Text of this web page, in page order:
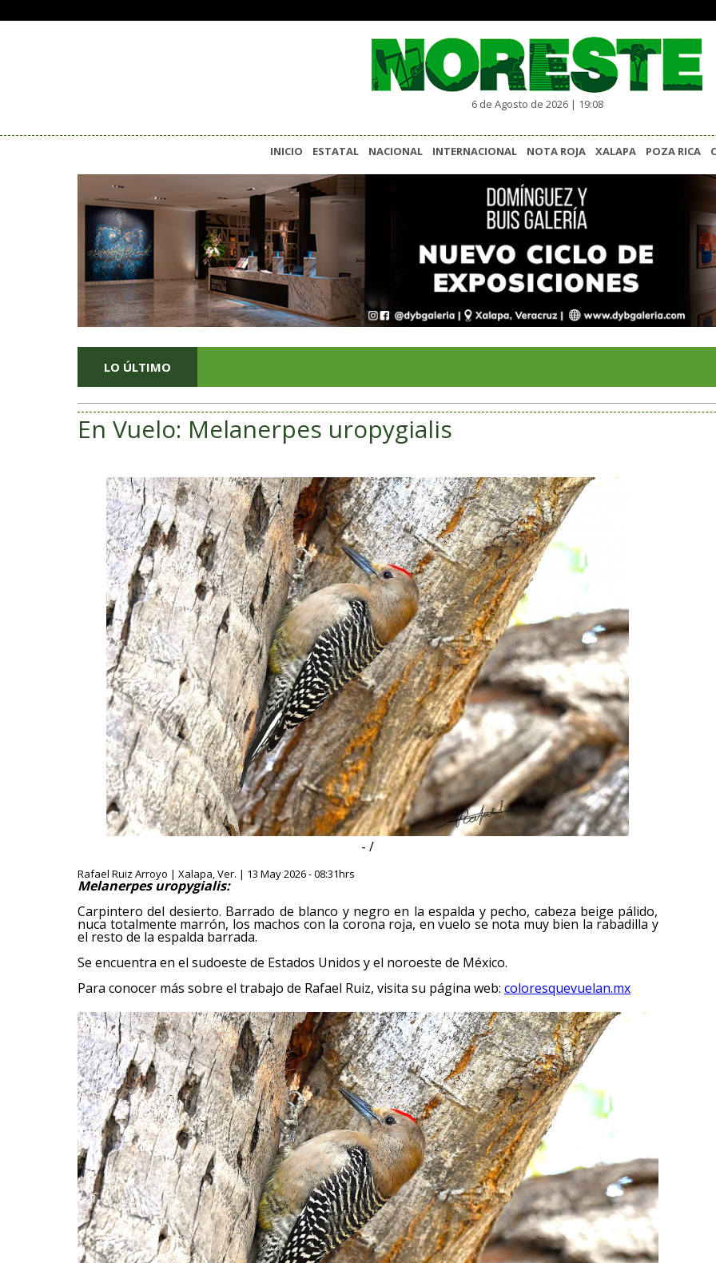
6 de Agosto de 2026 | 19:08
INICIO ESTATAL NACIONAL INTERNACIONAL NOTA ROJA XALAPA POZA RICA
LO ÚLTIMO
En Vuelo: Melanerpes uropygialis
- /
Rafael Ruiz Arroyo | Xalapa, Ver. | 13 May 2026 - 08:31hrs
Melanerpes uropygialis:
Carpintero del desierto. Barrado de blanco y negro en la espalda y pecho, cabeza beige pálido,
nuca totalmente marrón, los machos con la corona roja, en vuelo se nota muy bien la rabadilla y
el resto de la espalda barrada.
Se encuentra en el sudoeste de Estados Unidos y el noroeste de México.
Para conocer más sobre el trabajo de Rafael Ruiz, visita su página web: coloresquevuelan.mx